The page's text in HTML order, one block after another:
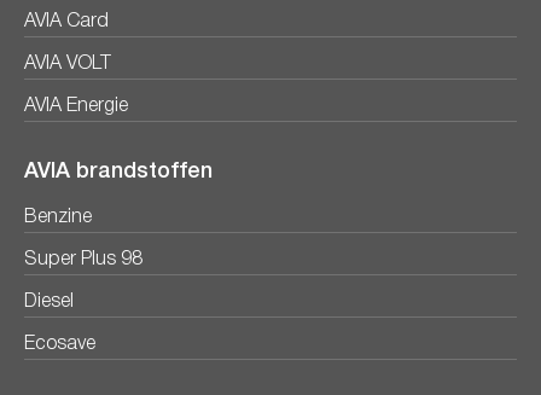
AVIA Card
AVIA VOLT
AVIA Energie
AVIA brandstoffen
Benzine
Super Plus 98
Diesel
Ecosave